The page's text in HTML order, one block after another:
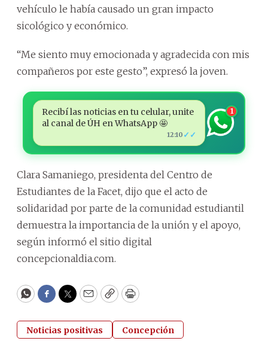
vehículo le había causado un gran impacto
sicológico y económico.
“Me siento muy emocionada y agradecida con mis
compañeros por este gesto”, expresó la joven.
Recibí las noticias en tu celular, unite
al canal de ÚH en WhatsApp 🤩
12:10 ✓✓
1
Clara Samaniego, presidenta del Centro de
Estudiantes de la Facet, dijo que el acto de
solidaridad por parte de la comunidad estudiantil
demuestra la importancia de la unión y el apoyo,
según informó el sitio digital
concepcionaldia.com.
WhatsApp
Facebook
Twitter
EmailCopyPrint
Noticias positivas Concepción